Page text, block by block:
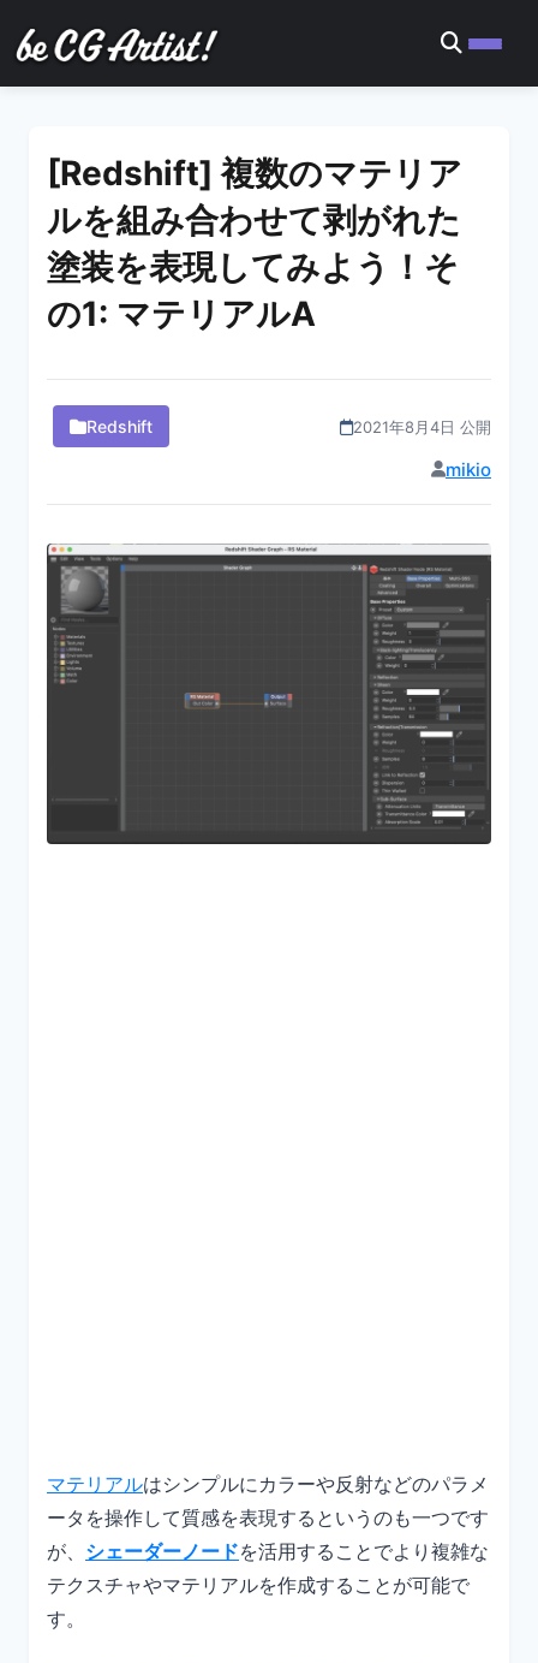
[Redshift] 複数のマテリア
ルを組み合わせて剥がれた
塗装を表現してみよう！そ
の1: マテリアルA
Redshift 2021年8月4日 公開
mikio
マテリアルはシンプルにカラーや反射などのパラメ
ータを操作して質感を表現するというのも一つです
が、 シェーダーノードを活用することでより複雑な
テクスチャやマテリアルを作成することが可能で
す。